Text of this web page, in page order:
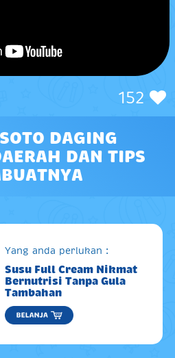
152
DAGING
DAN TIPS
Yang anda perlukan :
Susu Full Cream Nikmat
Bernutrisi Tanpa Gula
Tambahan